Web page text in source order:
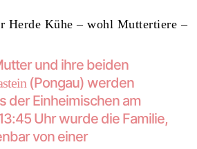
Herde Kühe – wohl Muttertiere –
und ihre beiden
(Pongau) werden
der Einheimischen am
Uhr wurde die Familie,
von einer